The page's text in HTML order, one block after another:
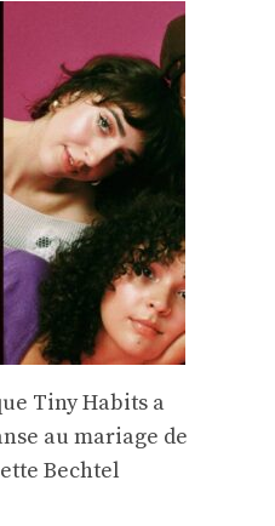
Tiny Habits a
au mariage de
Bechtel